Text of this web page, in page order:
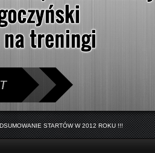
STARTÓW W 2012 ROKU !!!